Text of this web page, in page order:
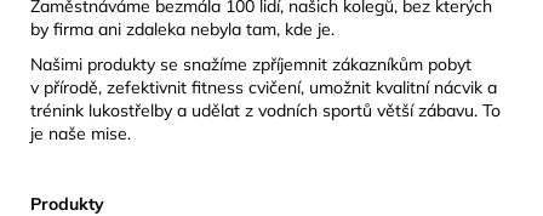
Zaměstnáváme bezmála 100 lidí, našich kolegů, bez kterých
by firma ani zdaleka nebyla tam, kde je.
Našimi produkty se snažíme zpříjemnit zákazníkům pobyt
v přírodě, zefektivnit fitness cvičení, umožnit kvalitní nácvik a
trénink lukostřelby a udělat z vodních sportů větší zábavu. To
je naše mise.
Produkty